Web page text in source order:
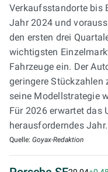
Verkaufsstandorte bis
Jahr 2024 und
den ersten drei
wichtigsten
Fahrzeuge ein. Der
geringere
seine Modellstrategie
Für 2026 erwartet das
herausforderndes Jahr.
Quelle: Goyax-Redaktion